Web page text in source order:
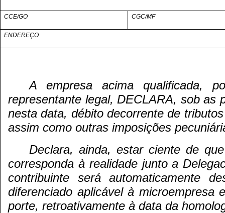
CCE/GO CGC/MF
ENDEREÇO
A empresa acima qualificada,
representante legal, DECLARA, sob as
nesta data, débito decorrente de
assim como outras imposições
Declara, ainda, estar ciente de
corresponda à realidade junto a
contribuinte será automaticamente
diferenciado aplicável à microempresa
porte, retroativamente à data da